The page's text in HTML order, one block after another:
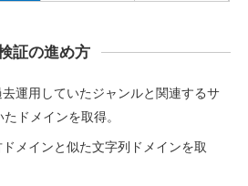
x.com
479 ドメイン年齢
証の進め方
運用していたジャンルと関連するサ
ドメインを取得。
メインと似た文字列ドメインを取